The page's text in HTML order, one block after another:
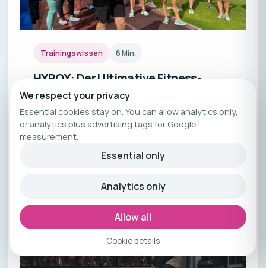
Trainingswissen 6Min.
HYROX: Der Ultimative Fitness-
Wettkampf für Alle!
Starte fit ins Jahr 2024! Entdecke die Vorteile
eines Fitnessurlaubs: Aktive Erholung,
We respect your privacy
Essential cookies stay on. You can allow analytics only,
or analytics plus advertising tags for Google
measurement.
Essential only
Analytics only
Allow all
Cookie details